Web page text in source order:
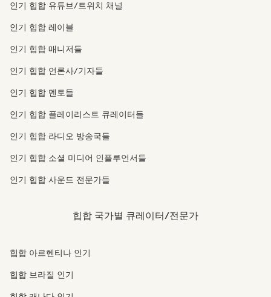
인기 힙합 유튜브/트위치 채널
인기 힙합 레이블
인기 힙합 매니저들
인기 힙합 언론사/기자들
인기 힙합 멘토들
인기 힙합 플레이리스트 큐레이터들
인기 힙합 라디오 방송국들
인기 힙합 소셜 미디어 인플루언서들
인기 힙합 사운드 전문가들
힙합 국가별 큐레이터/전문가
힙합 아르헨티나 인기
힙합 브라질 인기